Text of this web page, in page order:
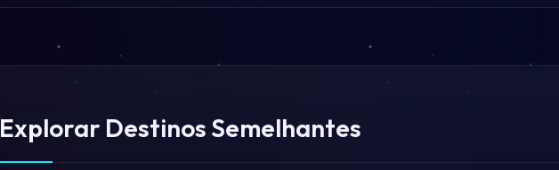
Explorar Destinos Semelhantes